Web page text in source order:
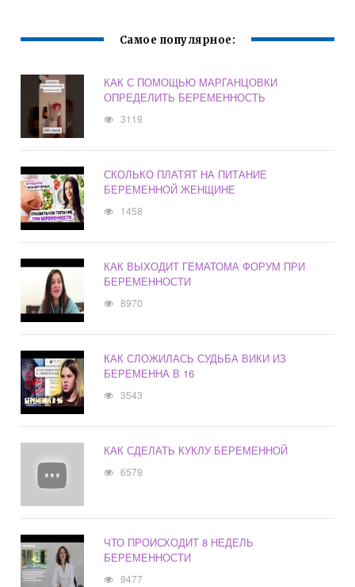
Самое популярное:
КАК С ПОМОЩЬЮ МАРГАНЦОВКИ
ОПРЕДЕЛИТЬ БЕРЕМЕННОСТЬ
3119
СКОЛЬКО ПЛАТЯТ НА ПИТАНИЕ
БЕРЕМЕННОЙ ЖЕНЩИНЕ
1458
КАК ВЫХОДИТ ГЕМАТОМА ФОРУМ ПРИ
БЕРЕМЕННОСТИ
8970
КАК СЛОЖИЛАСЬ СУДЬБА ВИКИ ИЗ
БЕРЕМЕННА В 16
3543
КАК СДЕЛАТЬ КУКЛУ БЕРЕМЕННОЙ
6579
ЧТО ПРОИСХОДИТ 8 НЕДЕЛЬ
БЕРЕМЕННОСТИ
9477